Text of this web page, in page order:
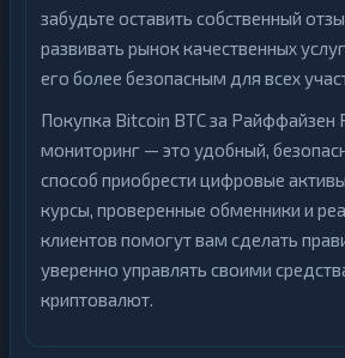
забудьте оставить собственный
развивать рынок качественных
его более безопасным для всех
Покупка Bitcoin BTC за Райффайзен
мониторинг — это удобный,
способ приобрести цифровые
курсы, проверенные обменники и
клиентов помогут вам сделать
уверенно управлять своими
криптовалют.